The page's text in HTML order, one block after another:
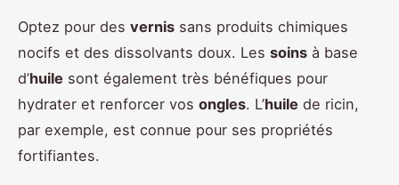
Optez pour des vernis sans produits chimiques
nocifs et des dissolvants doux. Les soins à base
d’huile sont également très bénéfiques pour
hydrater et renforcer vos ongles. L’huile de ricin,
par exemple, est connue pour ses propriétés
fortifiantes.